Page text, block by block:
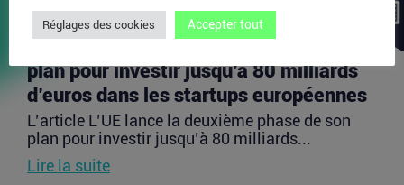
L’UE lance la deuxième phase de son
plan pour investir jusqu’à 80 milliards
d’euros dans les startups européennes
L’article L’UE lance la deuxième phase de son
plan pour investir jusqu’à 80 milliards...
Lire la suite
Réglages des cookies Accepter tout